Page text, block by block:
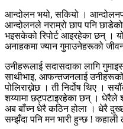
आन्दोलन भयो, सकियो ।
आन्दोलनले नराम्रो छाप पनि
भइसकेको रिपोर्ट आइरहेका छन् ।
अनाहकमा ज्यान गुमाउनेहरूको
उनीहरूलाई सदासदाका लागि
साथीभाइ, आफन्तजनलाई
पोलिराख्नेछ । ती निर्दोष थिए ।
शय्यामा छट्पटाइरहेका छन् ।
अब बाँच्न धेरै कठिन होला । धेरै
सम्झँदा पनि मन भारी हुन्छ !